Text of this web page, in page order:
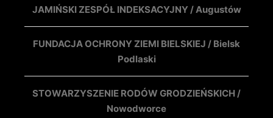
JAMIŃSKI ZESPÓŁ INDEKSACYJNY / Augustów
FUNDACJA OCHRONY ZIEMI BIELSKIEJ / Bielsk
Podlaski
STOWARZYSZENIE RODÓW GRODZIEŃSKICH /
Nowodworce